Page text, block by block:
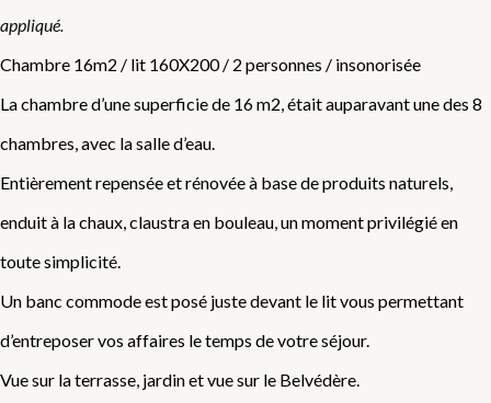
appliqué.
Chambre 16m2 / lit 160X200 / 2 personnes / insonorisée
La chambre d’une superficie de 16 m2, était auparavant une des 8
chambres, avec la salle d’eau.
Entièrement repensée et rénovée à base de produits naturels,
enduit à la chaux, claustra en bouleau, un moment privilégié en
toute simplicité.
Un banc commode est posé juste devant le lit vous permettant
d’entreposer vos affaires le temps de votre séjour.
Vue sur la terrasse, jardin et vue sur le Belvédère.